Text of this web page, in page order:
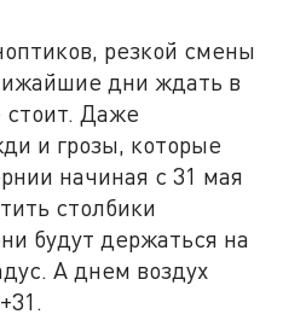
резкой смены
дни ждать в
стоит. Даже
и грозы, которые
начиная с 31 мая
столбики
будут держаться на
А днем воздух